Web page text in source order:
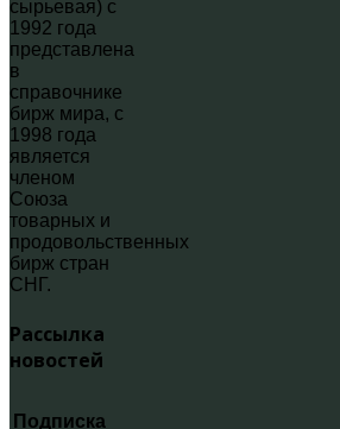
сырьевая) с
1992 года
представлена
в
справочнике
бирж мира, с
1998 года
является
членом
Союза
товарных и
продовольственных
бирж стран
СНГ.
Рассылка
новостей
Подписка